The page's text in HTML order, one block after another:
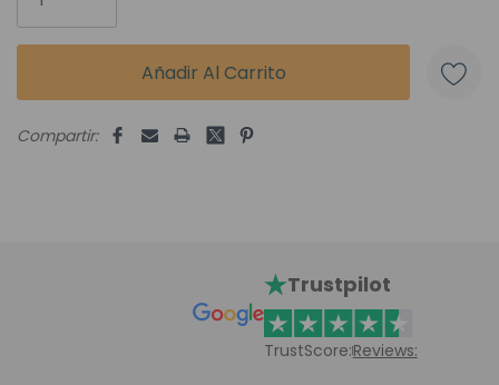
Compartir:
Trustpilot
TrustScore:Reviews: